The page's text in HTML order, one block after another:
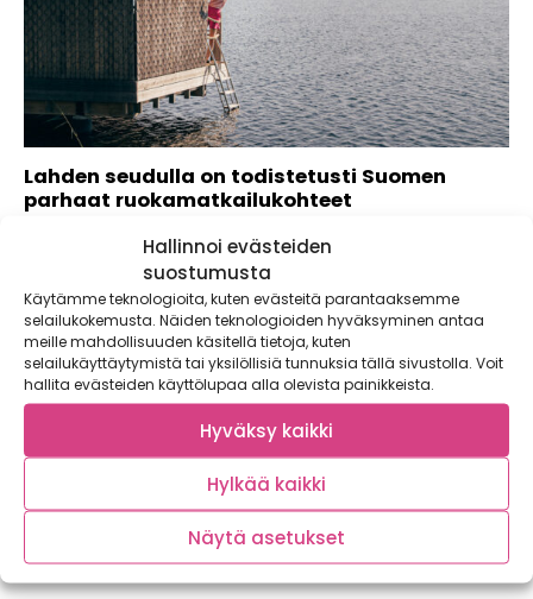
Hallinnoi evästeiden
suostumusta
Käytämme teknologioita, kuten evästeitä parantaaksemme
selailukokemusta. Näiden teknologioiden hyväksyminen antaa
meille mahdollisuuden käsitellä tietoja, kuten
selailukäyttäytymistä tai yksilöllisiä tunnuksia tällä sivustolla. Voit
hallita evästeiden käyttölupaa alla olevista painikkeista.
Hyväksy kaikki
Hylkää kaikki
Näytä asetukset
Lahden seudulla on todistetusti Suomen
parhaat ruokamatkailukohteet
Lähdimme päiväreissulle Lahden seudulle ja testasimme
kesän 2024 parhaat ruokakohteet, joihin pääsee veneellä....
Tilaa kasvispitoinen uutiskirje